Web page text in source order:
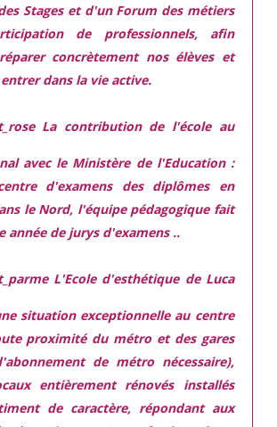
Stages et d'un Forum des métiers
de professionnels, afin
concrètement nos élèves et
dans la vie active.
La contribution de l'école au
avec le Ministère de l'Education :
d'examens des diplômes en
le Nord, l'équipe pédagogique fait
année de jurys d'examens ..
L'Ecole d'esthétique de Luca
situation exceptionnelleau centre
proximité du métro et des gares
de métro nécessaire),
entièrement rénovés installés
de caractère, répondant aux